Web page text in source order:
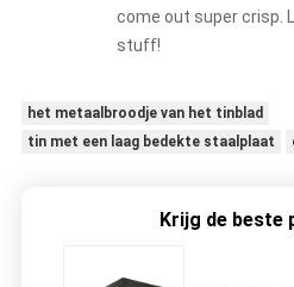
come out super crisp.
stuff!
het metaalbroodje van het tinblad
tin met een laag bedekte staalplaat
Krijg de beste